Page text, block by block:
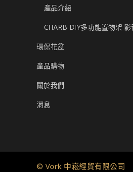
產品介紹
CHARB DIY多功能置物架 影
環保花盆
產品購物
關於我們
消息
© Vork 中崧經貿有限公司